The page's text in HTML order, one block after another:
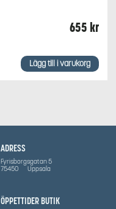
655 kr
Lägg till i varukorg
ÖPPETTIDER BUTIK
ADRESS
Fyrisborgsgatan 5
75450
Uppsala